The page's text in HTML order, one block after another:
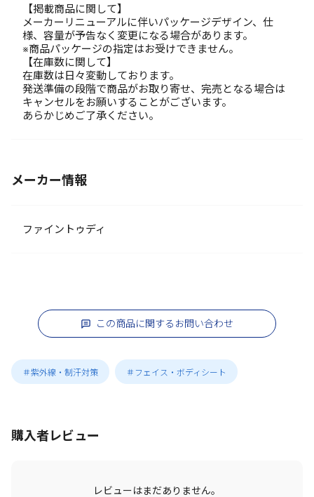
【掲載商品に関して】
メーカーリニューアルに伴いパッケージデザイン、仕
様、容量が予告なく変更になる場合があります。
※商品パッケージの指定はお受けできません。
【在庫数に関して】
在庫数は日々変動しております。
発送準備の段階で商品がお取り寄せ、完売となる場合は
キャンセルをお願いすることがございます。
あらかじめご了承ください。
メーカー情報
ファイントゥディ
この商品に関するお問い合わせ
＃紫外線・制汗対策 ＃フェイス・ボディシート
購入者レビュー
レビューはまだありません。